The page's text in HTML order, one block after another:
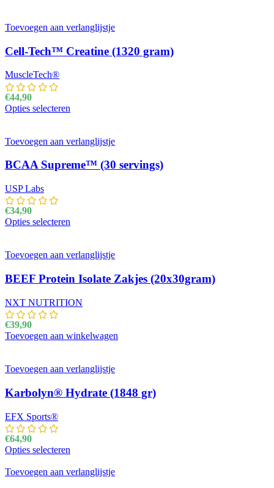
Toevoegen aan verlanglijstje
Cell-Tech™ Creatine (1320 gram)
MuscleTech®
€44,90
Opties selecteren
Toevoegen aan verlanglijstje
BCAA Supreme™ (30 servings)
USP Labs
€34,90
Opties selecteren
Toevoegen aan verlanglijstje
BEEF Protein Isolate Zakjes (20x30gram)
NXT NUTRITION
€39,90
Toevoegen aan winkelwagen
Toevoegen aan verlanglijstje
Karbolyn® Hydrate (1848 gr)
EFX Sports®
€64,90
Opties selecteren
Toevoegen aan verlanglijstje